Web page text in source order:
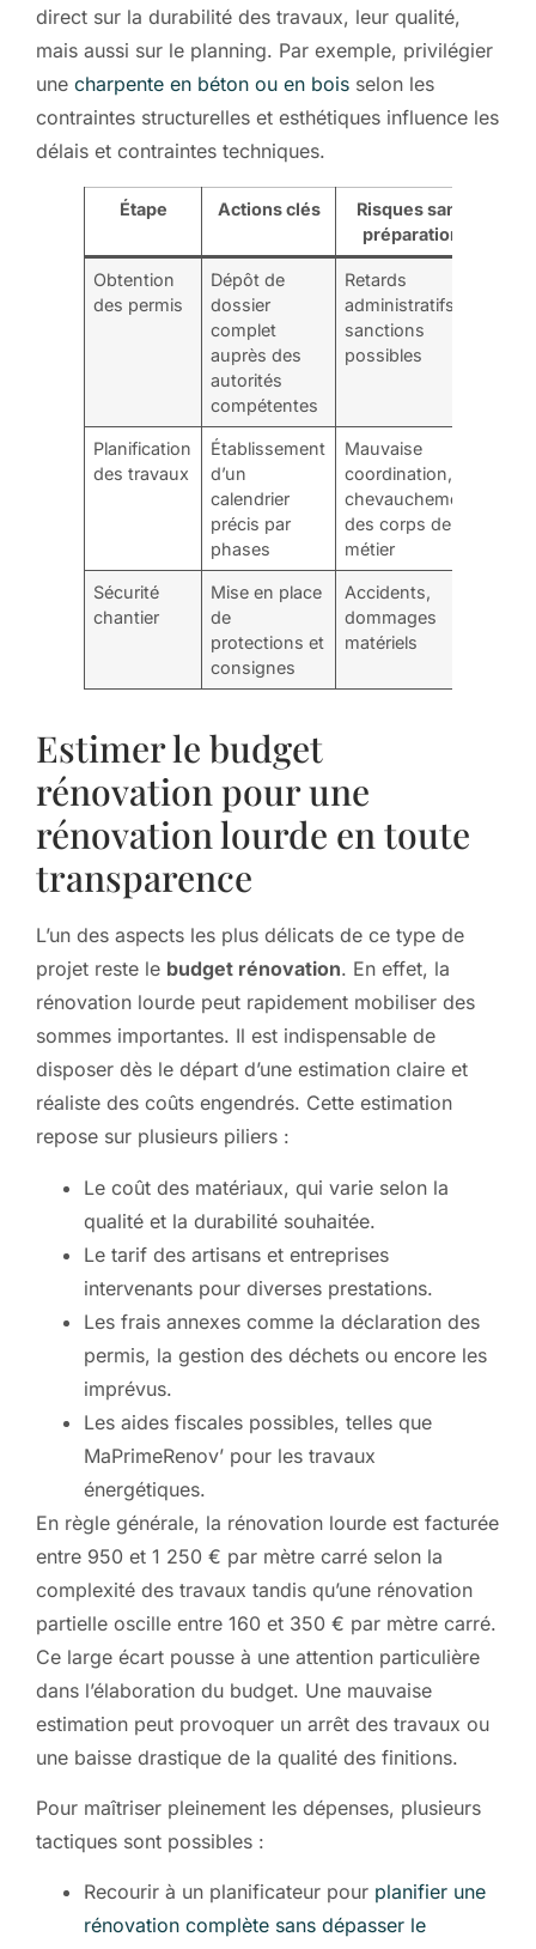
direct sur la durabilité des travaux, leur qualité,
mais aussi sur le planning. Par exemple, privilégier
une charpente en béton ou en bois selon les
contraintes structurelles et esthétiques influence les
délais et contraintes techniques.
Étape Actions clés
Risques sans
préparation
Obtention
des permis
Dépôt de
dossier
complet
auprès des
autorités
compétentes
Retards
administratifs,
sanctions
possibles
Planification
des travaux
Établissement
d’un
calendrier
précis par
phases
Mauvaise
coordination,
chevauchement
des corps de
métier
Sécurité
chantier
Mise en place
de
protections et
consignes
Accidents,
dommages
matériels
Estimer le budget
rénovation pour une
rénovation lourde en toute
transparence
L’un des aspects les plus délicats de ce type de
projet reste le budget rénovation. En effet, la
rénovation lourde peut rapidement mobiliser des
sommes importantes. Il est indispensable de
disposer dès le départ d’une estimation claire et
réaliste des coûts engendrés. Cette estimation
repose sur plusieurs piliers :
Le coût des matériaux, qui varie selon la
qualité et la durabilité souhaitée.
Le tarif des artisans et entreprises
intervenants pour diverses prestations.
Les frais annexes comme la déclaration des
permis, la gestion des déchets ou encore les
imprévus.
Les aides fiscales possibles, telles que
MaPrimeRenov’ pour les travaux
énergétiques.
En règle générale, la rénovation lourde est facturée
entre 950 et 1 250 € par mètre carré selon la
complexité des travaux tandis qu’une rénovation
partielle oscille entre 160 et 350 € par mètre carré.
Ce large écart pousse à une attention particulière
dans l’élaboration du budget. Une mauvaise
estimation peut provoquer un arrêt des travaux ou
une baisse drastique de la qualité des finitions.
Pour maîtriser pleinement les dépenses, plusieurs
tactiques sont possibles :
Recourir à un planificateur pour planifier une
rénovation complète sans dépasser le